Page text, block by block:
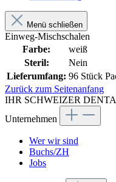
Menü schließen
Einweg-Mischschalen
Farbe:
weiß
Steril:
Nein
Lieferumfang: 96 Stück
Zurück zum Seitenanfang
IHR SCHWEIZER
Unternehmen
Wer wir sind
Buchs/ZH
Jobs